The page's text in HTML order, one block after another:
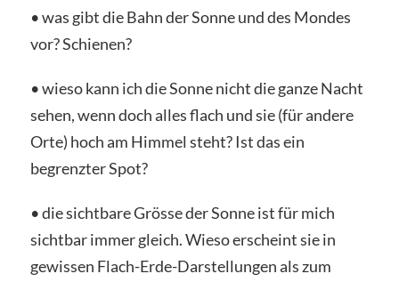
• was gibt die Bahn der Sonne und des Mondes
vor? Schienen?
• wieso kann ich die Sonne nicht die ganze Nacht
sehen, wenn doch alles flach und sie (für andere
Orte) hoch am Himmel steht? Ist das ein
begrenzter Spot?
• die sichtbare Grösse der Sonne ist für mich
sichtbar immer gleich. Wieso erscheint sie in
gewissen Flach-Erde-Darstellungen als zum